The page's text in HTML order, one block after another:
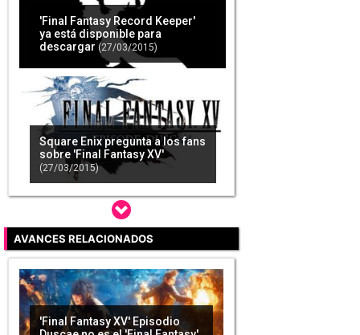
'Final Fantasy Record Keeper'
ya está disponible para
descargar (27/03/2015)
Square Enix pregunta a los fans
sobre 'Final Fantasy XV'
(27/03/2015)
'Final Fantasy XV' podría incluir
a chicas en su grupo principal
(31/03/2015)
AVANCES RELACIONADOS
'Final Fantasy XV' Episodio